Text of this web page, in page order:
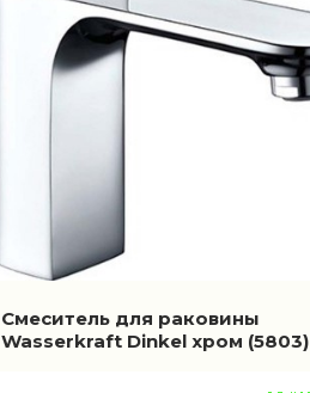
Смеситель для раковины
Wasserkraft Dinkel хром (5803)